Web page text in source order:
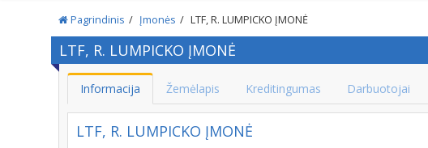
Pagrindinis Įmonės LTF, R. LUMPICKO ĮMONĖ
LTF, R. LUMPICKO ĮMONĖ
Informacija Žemėlapis Kreditingumas Darbuotojai
LTF, R. LUMPICKO ĮMONĖ